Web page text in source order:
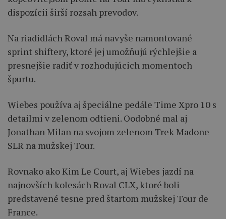
dispozícii širší rozsah prevodov.
Na riadidlách Roval má navyše namontované
sprint shiftery, ktoré jej umožňujú rýchlejšie a
presnejšie radiť v rozhodujúcich momentoch
špurtu.
Wiebes používa aj špeciálne pedále Time Xpro 10 s
detailmi v zelenom odtieni. Oodobné mal aj
Jonathan Milan na svojom zelenom Trek Madone
SLR na mužskej Tour.
Rovnako ako Kim Le Court, aj Wiebes jazdí na
najnovších kolesách Roval CLX, ktoré boli
predstavené tesne pred štartom mužskej Tour de
France.